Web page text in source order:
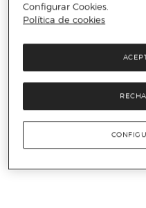
Configurar Cookies.
Política de cookies